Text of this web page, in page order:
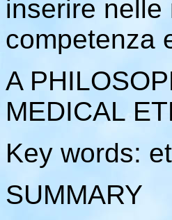
inserire
competenza
A
MEDICAL
Key words:
SUMMARY